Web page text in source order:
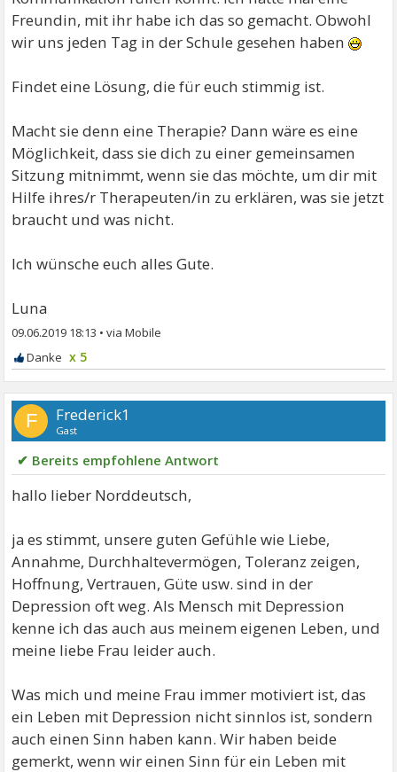
Freundin, mit ihr habe ich das so gemacht. Obwohl
wir uns jeden Tag in der Schule gesehen haben
Findet eine Lösung, die für euch stimmig ist.
Macht sie denn eine Therapie? Dann wäre es eine
Möglichkeit, dass sie dich zu einer gemeinsamen
Sitzung mitnimmt, wenn sie das möchte, um dir mit
Hilfe ihres/r Therapeuten/in zu erklären, was sie jetzt
braucht und was nicht.
Ich wünsche euch alles Gute.
Luna
09.06.2019 18:13 •
x 5
F Frederick1
Gast
✔ Bereits empfohlene Antwort
hallo lieber Norddeutsch,
ja es stimmt, unsere guten Gefühle wie Liebe,
Annahme, Durchhaltevermögen, Toleranz zeigen,
Hoffnung, Vertrauen, Güte usw. sind in der
Depression oft weg. Als Mensch mit Depression
kenne ich das auch aus meinem eigenen Leben, und
meine liebe Frau leider auch.
Was mich und meine Frau immer motiviert ist, das
ein Leben mit Depression nicht sinnlos ist, sondern
auch einen Sinn haben kann. Wir haben beide
gemerkt, wenn wir einen Sinn für ein Leben mit